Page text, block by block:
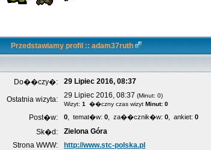
Przedstawiamy profil :: adam37ruth
Do��czy�: 29 Lipiec 2016, 08:37
Ostatnia wizyta: 29 Lipiec 2016, 08:37 (Minut: 0)
Wizyt: 1 ��czny czas wizyt Minut: 0
Post�w: 0 , temat�w: 0 , za��cznik�w: 0 , ankiet: 0
Sk�d:
Zielona Góra
Strona WWW:
http://www.stc-polska.pl